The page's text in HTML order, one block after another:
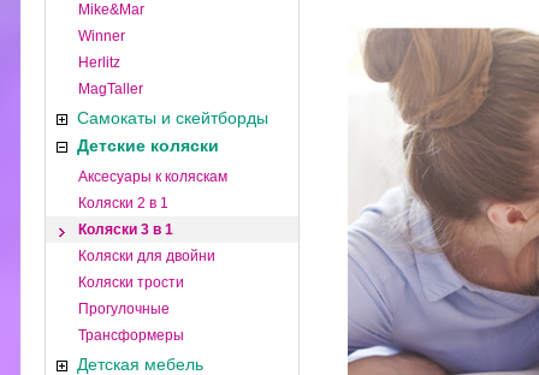
Mike&Mar
Winner
Herlitz
MagTaller
Самокаты и скейтборды
Детские коляски
Аксесуары к коляскам
Коляски 2 в 1
Коляски 3 в 1
Коляски для двойни
Коляски трости
Прогулочные
Трансформеры
Детская мебель